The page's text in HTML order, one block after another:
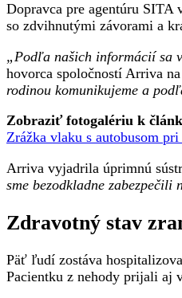
Dopravca pre agentúru SITA
so zdvihnutými závorami a
„Podľa našich informácií sa
hovorca spoločností Arriva
rodinou komunikujeme a
Zobraziť fotogalériu k
Zrážka vlaku s autobusom
Arriva vyjadrila úprimnú
sme bezodkladne
Zdravotný stav
Päť ľudí zostáva
Pacientku z nehody prijali aj